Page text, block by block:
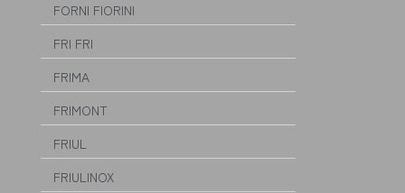
FORNI FIORINI
FRI FRI
FRIMA
FRIMONT
FRIUL
FRIULINOX